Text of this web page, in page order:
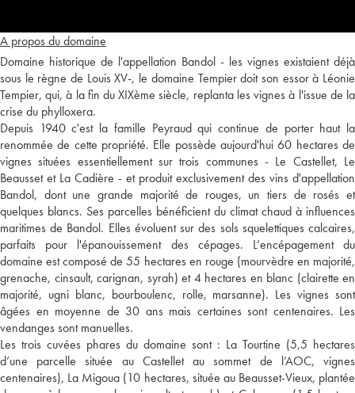
A propos du domaine
Domaine historique de l'appellation Bandol - les vignes existaient déjà
sous le règne de Louis XV-, le domaine Tempier doit son essor à Léonie
Tempier, qui, à la fin du XIXème siècle, replanta les vignes à l'issue de la
crise du phylloxera.
Depuis 1940 c'est la famille Peyraud qui continue de porter haut la
renommée de cette propriété. Elle possède aujourd'hui 60 hectares de
vignes situées essentiellement sur trois communes - Le Castellet, Le
Beausset et La Cadière - et produit exclusivement des vins d'appellation
Bandol, dont une grande majorité de rouges, un tiers de rosés et
quelques blancs. Ses parcelles bénéficient du climat chaud à influences
maritimes de Bandol. Elles évoluent sur des sols squelettiques calcaires,
parfaits pour l'épanouissement des cépages. L’encépagement du
domaine est composé de 55 hectares en rouge (mourvèdre en majorité,
grenache, cinsault, carignan, syrah) et 4 hectares en blanc (clairette en
majorité, ugni blanc, bourboulenc, rolle, marsanne). Les vignes sont
âgées en moyenne de 30 ans mais certaines sont centenaires. Les
vendanges sont manuelles.
Les trois cuvées phares du domaine sont : La Tourtine (5,5 hectares
d’une parcelle située au Castellet au sommet de l’AOC, vignes
centenaires), La Migoua (10 hectares, située au Beausset-Vieux, plantée